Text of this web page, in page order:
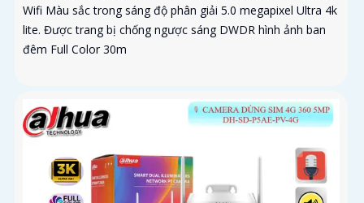
Wifi Màu sắc trong sáng độ phân giải 5.0 megapixel Ultra 4k
lite. Được trang bị chống ngược sáng DWDR hình ảnh ban
đêm Full Color 30m